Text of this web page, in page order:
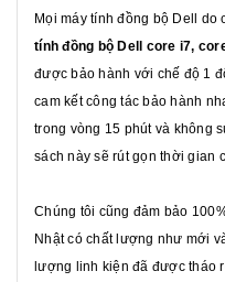
Mọi máy tính đồng bộ Dell
tính đồng bộ Dell core i7,
được bảo hành với chế độ 1
cam kết công tác bảo hành
trong vòng 15 phút và không
sách này sẽ rút gọn thời gian
Chúng tôi cũng đảm bảo
Nhật có chất lượng như mới
lượng linh kiện đã được tháo